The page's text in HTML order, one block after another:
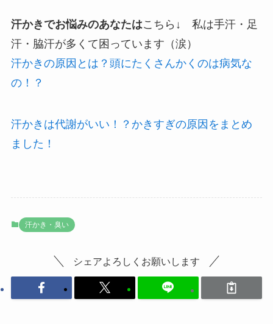
汗かきでお悩みのあなたはこちら↓ 私は手汗・足
汗・脇汗が多くて困っています（涙）
汗かきの原因とは？頭にたくさんかくのは病気な
の！？
汗かきは代謝がいい！？かきすぎの原因をまとめ
ました！
汗かき・臭い
シェアよろしくお願いします